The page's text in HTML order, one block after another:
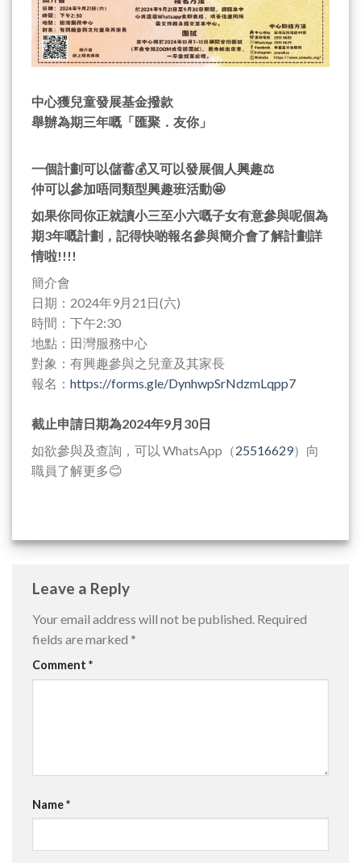
中心獲兒童發展基金撥款
舉辦為期三年嘅「匯聚．友你」
一個計劃可以儲蓄💰又可以發展個人興趣⚖️
仲可以參加唔同類型興趣班活動🤩
如果你同你正就讀小三至小六嘅子女有意參與呢個為
期3年嘅計劃，記得快啲報名參與簡介會了解計劃詳
情啦!!!!
簡介會
日期：2024年9月21日(六)
時間：下午2:30
地點：田灣服務中心
對象：有興趣參與之兒童及其家長
報名： https://forms.gle/DynhwpSrNdzmLqpp7
截止申請日期為2024年9月30日
如欲參與及查詢，可以 WhatsApp（25516629）向
職員了解更多😊
Leave a Reply
Your email address will not be published. Required
fields are marked *
Comment *
Name*